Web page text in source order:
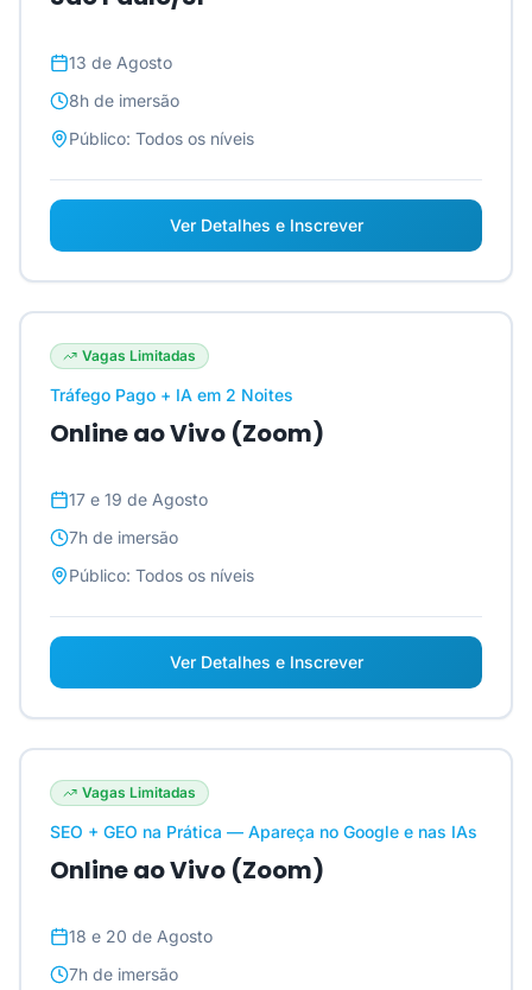
13 de Agosto
8h de imersão
Público: Todos os níveis
Ver Detalhes e Inscrever
Vagas Limitadas
Tráfego Pago + IA em 2 Noites
Online ao Vivo (Zoom)
17 e 19 de Agosto
7h de imersão
Público: Todos os níveis
Ver Detalhes e Inscrever
Vagas Limitadas
SEO + GEO na Prática — Apareça no Google e nas IAs
Online ao Vivo (Zoom)
18 e 20 de Agosto
7h de imersão